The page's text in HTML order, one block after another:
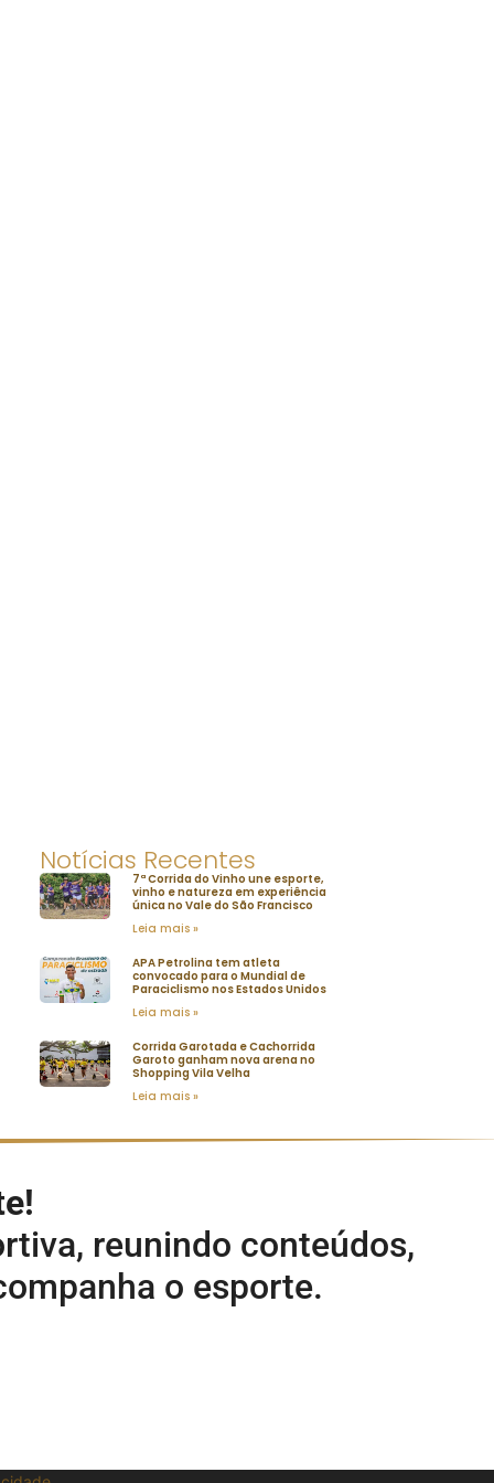
Notícias Recentes
7ª Corrida do Vinho une esporte,
vinho e natureza em experiência
única no Vale do São Francisco
Leia mais »
APA Petrolina tem atleta
convocado para o Mundial de
Paraciclismo nos Estados Unidos
Leia mais »
Corrida Garotada e Cachorrida
Garoto ganham nova arena no
Shopping Vila Velha
Leia mais »
reunindo conteúdos,
o esporte.